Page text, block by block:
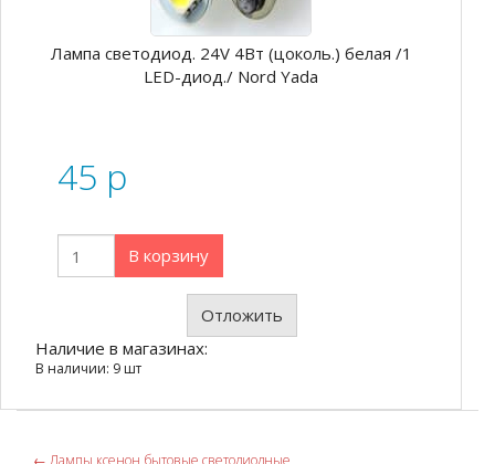
Лампа светодиод. 24V 4Вт (цоколь.) белая /1
LED-диод./ Nord Yada
45 p
В корзину
Отложить
Наличие в магазинах:
В наличии: 9 шт
← Лампы ксенон,бытовые,светодиодные